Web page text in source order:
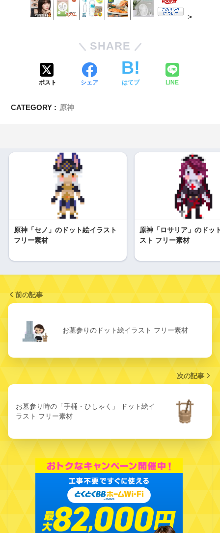
>
SHARE
ポスト シェア はてブ LINE
CATEGORY : 原神
原神「セノ」のドット絵イラスト
フリー素材
原神「ロサリア」のドッ
スト フリー素材
前の記事
お墓参りのドット絵イラスト フリー素材
次の記事
お墓参り時の「手桶・ひしゃく」 ドット絵イ
ラスト フリー素材